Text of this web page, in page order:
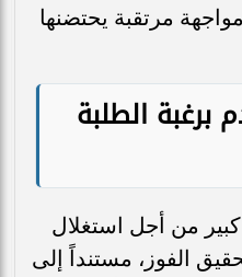
2026، في مواجهة مرتقبة يحتضنها
الطلبة
من أجل استغلال
الفوز، مستنداً إلى